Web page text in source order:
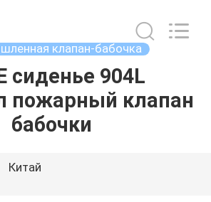
клапан-бабочка
сиденье 904L
пожарный клапан
бабочки
Китай